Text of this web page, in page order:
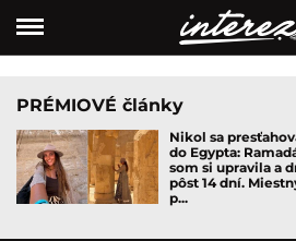
PRÉMIOVÉ články
Nikol sa
do Egypta:
som si upravila a
pôst 14 dní.
p...